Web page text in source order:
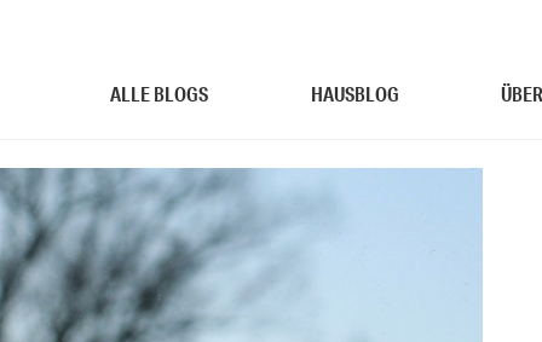
ALLE BLOGS HAUSBLOG